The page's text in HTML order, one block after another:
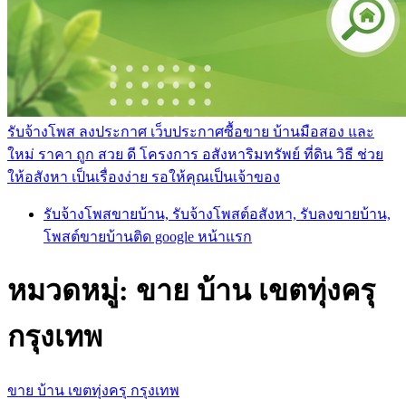
รับจ้างโพส ลงประกาศ เว็บประกาศซื้อขาย บ้านมือสอง และ
ใหม่ ราคา ถูก สวย ดี โครงการ อสังหาริมทรัพย์ ที่ดิน วิธี ช่วย
ให้อสังหา เป็นเรื่องง่าย รอให้คุณเป็นเจ้าของ
รับจ้างโพสขายบ้าน, รับจ้างโพสต์อสังหา, รับลงขายบ้าน,
โพสต์ขายบ้านติด google หน้าแรก
หมวดหมู่: ขาย บ้าน เขตทุ่งครุ
กรุงเทพ
ขาย บ้าน เขตทุ่งครุ กรุงเทพ